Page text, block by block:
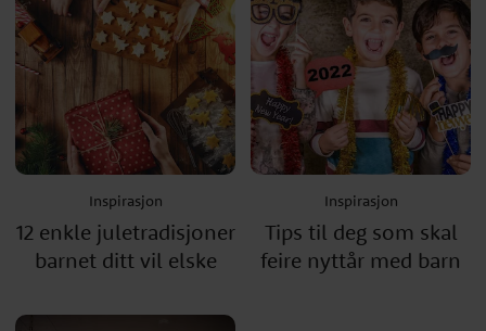
Inspirasjon
12 enkle juletradisjoner
barnet ditt vil elske
Inspirasjon
Tips til deg som skal
feire nyttår med barn